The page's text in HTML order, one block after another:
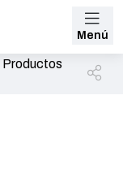
Menú
Productos